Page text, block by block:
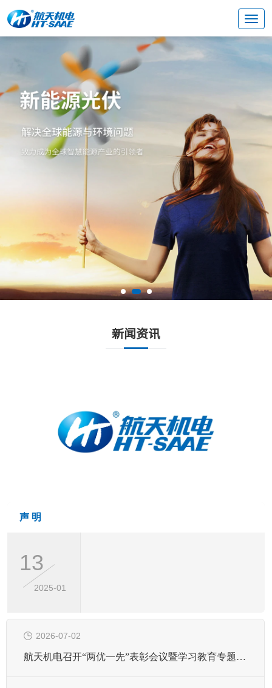
新闻资讯
声 明
13
2025-01
2026-07-02
航天机电召开“两优一先”表彰会议暨学习教育专题党课